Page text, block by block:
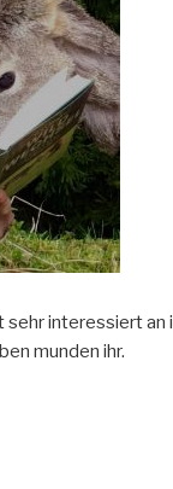
interessiert an
munden ihr.